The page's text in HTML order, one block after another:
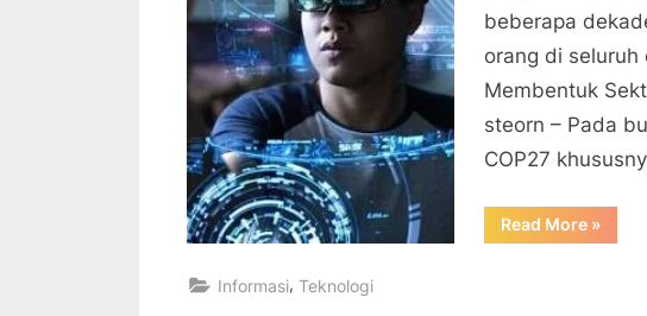
beberapa
orang di seluruh
Membentuk
steorn – Pada
COP27⁠
Read More“Tren
Yang
»
Informasi, Teknologi